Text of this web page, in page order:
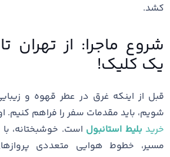
‌کشد.
شروع ماجرا: از تهران
یک کلیک!
قبل از اینکه غرق در عطر قهوه و
شویم، باید مقدمات سفر را فراهم کنیم.
خرید بلیط استانبول است. خوشبختانه،
مسیر، خطوط هوایی متعددی